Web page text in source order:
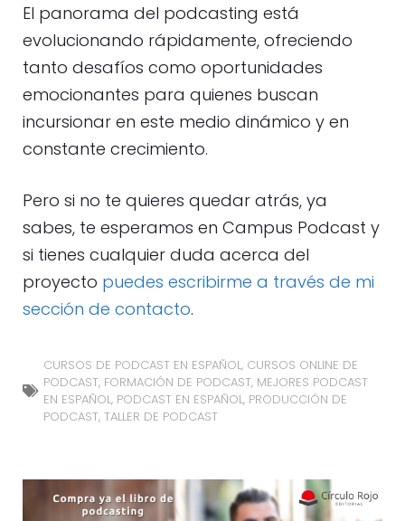
El panorama del podcasting está
evolucionando rápidamente, ofreciendo
tanto desafíos como oportunidades
emocionantes para quienes buscan
incursionar en este medio dinámico y en
constante crecimiento.
Pero si no te quieres quedar atrás, ya
sabes, te esperamos en Campus Podcast y
si tienes cualquier duda acerca del
proyecto puedes escribirme a través de mi
sección de contacto.
CURSOS DE PODCAST EN ESPAÑOL, CURSOS ONLINE DE
PODCAST, FORMACIÓN DE PODCAST, MEJORES PODCAST
EN ESPAÑOL, PODCAST EN ESPAÑOL, PRODUCCIÓN DE
PODCAST, TALLER DE PODCAST